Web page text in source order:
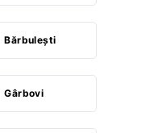
Bărbuleşti
Gârbovi